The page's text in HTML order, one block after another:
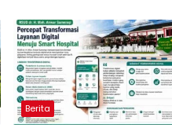
Berita